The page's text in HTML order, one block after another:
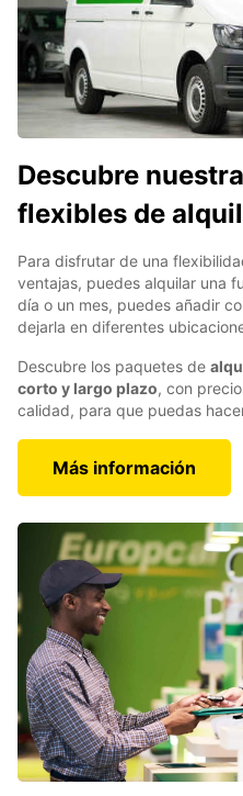
Descubre
flexibles de
Para disfrutar de una
ventajas, puedes alquilar una
día o un mes, puedes añadir
dejarla en diferentes
Descubre los paquetes de
corto y largo plazo, con
calidad, para que puedas
Más información